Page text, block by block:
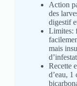
Action
des
digestif
Limites:
mais
Recette
d’eau, 1